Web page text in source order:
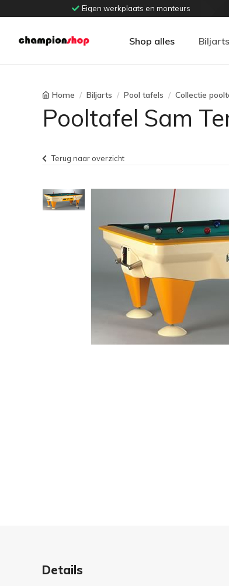
Eigen werkplaats en monteurs
Shop alles Biljarts
Home Biljarts Pool tafels Collectie
Pooltafel Sam
Terug naar overzicht
Details